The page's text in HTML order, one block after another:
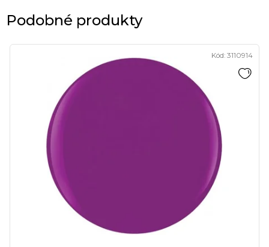
Podobné produkty
Kód: 3110914